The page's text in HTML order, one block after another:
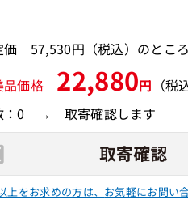
価 57,530円（税込）のところ
品価格 22,880円 （税
：0 → 取寄確認します
上をお求めの方は、 お気軽にお問い